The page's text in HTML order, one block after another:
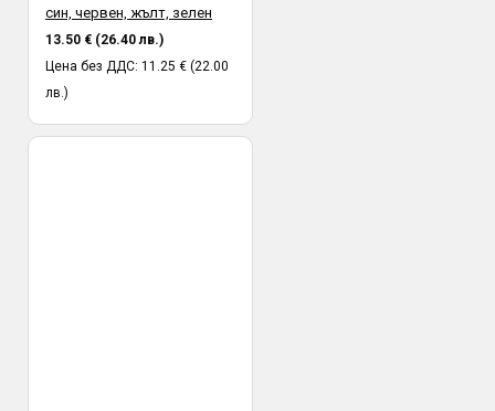
син, червен, жълт, зелен
13.50 € (26.40 лв.)
Цена без ДДС: 11.25 € (22.00
лв.)